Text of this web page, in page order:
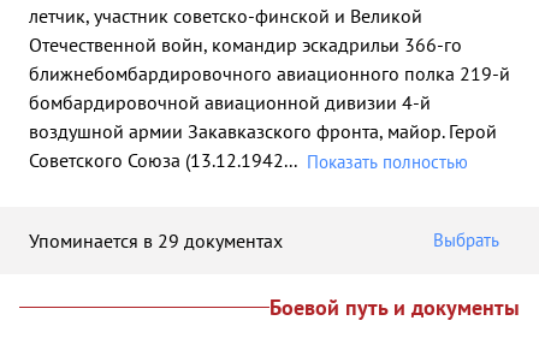
летчик, участник советско-финской и Великой
Отечественной войн, командир эскадрильи 366-го
ближнебомбардировочного авиационного полка 219-й
бомбардировочной авиационной дивизии 4-й
воздушной армии Закавказского фронта, майор. Герой
Советского Союза (13.12.1942... Показать полностью
Упоминается в 29 документах Выбрать
Боевой путь и документы